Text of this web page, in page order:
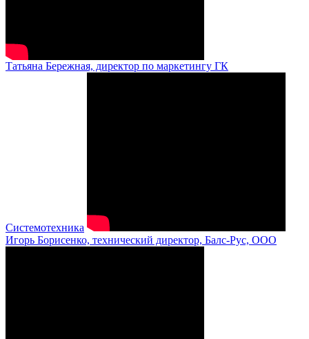
Татьяна Бережная, директор по маркетингу ГК
Системотехника
Игорь Борисенко, технический директор, Балс-Рус, ООО